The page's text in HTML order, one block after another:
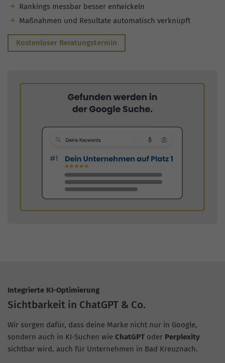
Rankings messbar besser entwickeln
Maßnahmen und Resultate automatisch verknüpft
Kostenloser Beratungstermin
Integrierte KI-Optimierung
Sichtbarkeit in ChatGPT & Co.
Wir sorgen dafür, dass deine Marke nicht nur in Google,
sondern auch in KI-Suchen wie ChatGPT oder Perplexity
sichtbar wird, auch für Unternehmen in Bad Kreuznach.